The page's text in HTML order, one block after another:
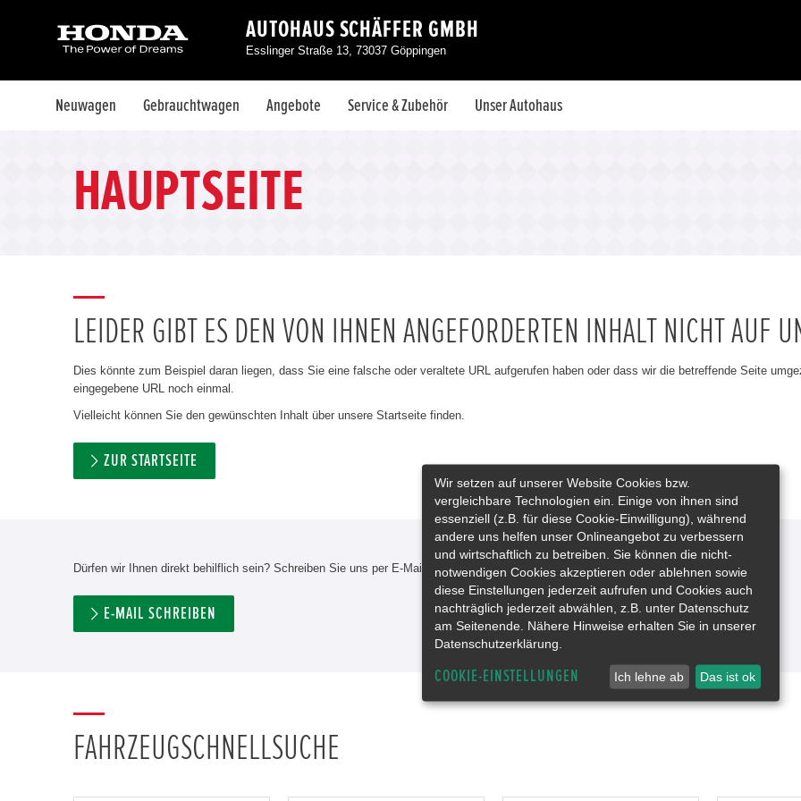
AUTOHAUS SCHÄFFER GMBH
Esslinger Straße 13, 73037 Göppingen
Neuwagen Gebrauchtwagen Angebote Service & Zubehör Unser Autohaus
HAUPTSEITE
LEIDER GIBT ES DEN VON IHNEN ANGEFORDERTEN INHALT NICHT AUF
Dies könnte zum Beispiel daran liegen, dass Sie eine falsche oder veraltete URL aufgerufen haben oder dass wir die betreffende Seite
eingegebene URL noch einmal.
Vielleicht können Sie den gewünschten Inhalt über unsere Startseite finden.
ZUR STARTSEITE
Dürfen wir Ihnen direkt behilflich sein? Schreiben Sie uns per E-Mail oder rufen Sie uns an!
E-MAIL SCHREIBEN
FAHRZEUGSCHNELLSUCHE
Wir setzen auf unserer Website Cookies bzw.
vergleichbare Technologien ein. Einige von ihnen sind
essenziell (z.B. für diese Cookie-Einwilligung), während
andere uns helfen unser Onlineangebot zu verbessern
und wirtschaftlich zu betreiben. Sie können die nicht-
notwendigen Cookies akzeptieren oder ablehnen sowie
diese Einstellungen jederzeit aufrufen und Cookies auch
nachträglich jederzeit abwählen, z.B. unter Datenschutz
am Seitenende. Nähere Hinweise erhalten Sie in unserer
Datenschutzerklärung.
COOKIE-EINSTELLUNGEN Ich lehne ab Das ist ok